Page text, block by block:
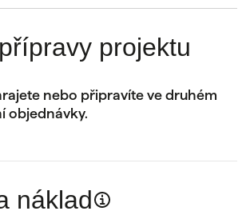
projektu
nebo připravíte ve druhém
objednávky.
náklad